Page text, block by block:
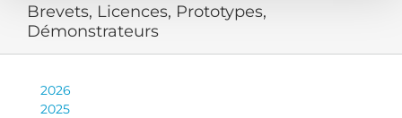
Brevets, Licences, Prototypes,
Démonstrateurs
2026
2025